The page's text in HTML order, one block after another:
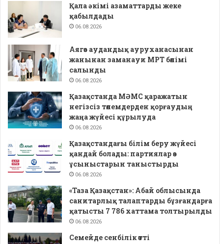
Қала әкімі азаматтарды жеке
қабылдады
06.08.2026
Аягөз аудандық ауруханасынан
жанынан заманауи МРТ бөлімі
салынды
06.08.2026
Қазақстанда МӘМС қаражатын
негізсіз төлемдерден қорғаудың
жаңа жүйесі құрылуда
06.08.2026
Қазақстандағы білім беру жүйесі
қандай болады: партиялар өз
ұсыныстарын таныстырды
06.08.2026
«Таза Қазақстан»: Абай облысында
санитарлық талаптарды бұзғандарға
қатысты 7 786 хаттама толтырылды
06.08.2026
Семейде сенбілік өтті